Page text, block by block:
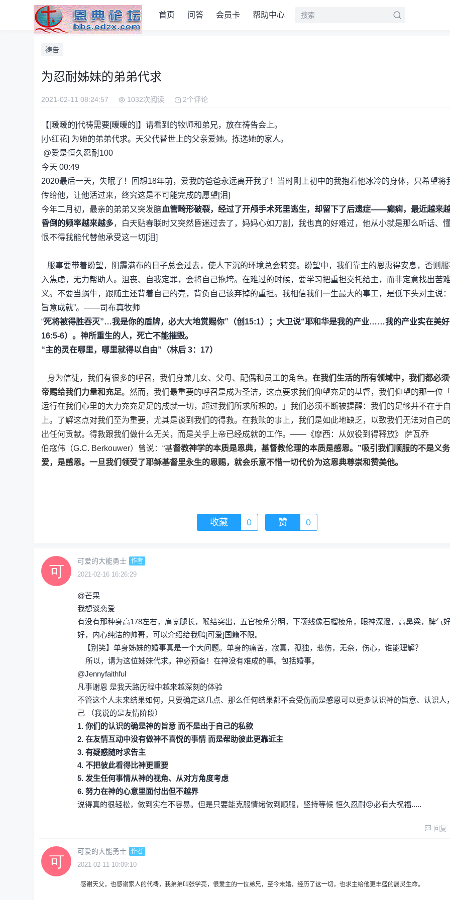
首页 问答 会员卡 帮助中心
祷告
为忍耐姊妹的弟弟代求
2021-02-11 08:24:57 1032次阅读 2个评论
【[暖暖的]代祷需要[暖暖的]】请看到的牧师和弟兄，放在祷告会上。
[小红花] 为她的弟弟代求。天父代替世上的父亲爱她。拣选她的家人。
@爱是恒久忍耐100
今天 00:49
2020最后一天，失眠了！回想18年前，爱我的爸爸永远离开我了！当时刚上初中的我抱着他冰冷的身体，只希望将
传给他，让他活过来，终究这是不可能完成的愿望[泪]
今年二月初，最亲的弟弟又突发脑血管畸形破裂，经过了开颅手术死里逃生，却留下了后遗症——癫痫，最近越来
昏倒的频率越来越多，白天贴春联时又突然昏迷过去了，妈妈心如刀割，我也真的好难过，他从小就是那么听话、
恨不得我能代替他承受这一切[泪]
服事要带着盼望，阴霾满布的日子总会过去，使人下沉的环境总会转变。盼望中，我们靠主的恩惠得安息，否则
入焦虑，无力帮助人。沮丧、自我定罪，会将自己拖垮。在难过的时候，要学习把重担交托给主，而非定意找出苦
义。不要当蜗牛，跟随主还背着自己的壳，背负自己该弃掉的重担。我相信我们一生最大的事工，是低下头对主说
旨意成就”。——司布真牧师
“死将被得胜吞灭”…我是你的盾牌，必大大地赏赐你”（创15:1）；大卫说“耶和华是我的产业……我的产业实在美
16:5-6）。神所重生的人，死亡不能摧毁。
“主的灵在哪里，哪里就得以自由”（林后 3：17）
身为信徒，我们有很多的呼召，我们身兼儿女、父母、配偶和员工的角色。 在我们生活的所有领域中，我们都必
帝赐给我们力量和充足。然而，我们最重要的呼召是成为圣洁，这点要求我们仰望充足的基督，我们仰望的那一位
运行在我们心里的大力充充足足的成就一切，超过我们所求所想的。」我们必须不断被提醒：我们的足够并不在于
上。了解这点对我们至为重要，尤其是谈到我们的得救。在救赎的事上，我们是如此地缺乏，以致我们无法对自己
出任何贡献。得救跟我们做什么无关，而是关乎上帝已经成就的工作。——《摩西：从奴役到得释放》 萨瓦乔
伯寇伟（G.C. Berkouwer）曾说：“基督教神学的本质是恩典，基督教伦理的本质是感恩。”吸引我们顺服的不是义
爱，是感恩。一旦我们领受了耶稣基督里永生的恩赐，就会乐意不惜一切代价为这恩典尊崇和赞美他。
收藏 0 赞 0
可爱的大能勇士 作者
2021-02-16 16:26:29
@芒果
我想谈恋爱
有没有那种身高178左右，肩宽腿长，喉结突出，五官棱角分明，下颚线像石榴棱角，眼神深邃，高鼻梁，脾气
好，内心纯洁的帅哥，可以介绍给我鸭[可爱]国籍不限。
【别笑】单身姊妹的婚事真是一个大问题。单身的痛苦，寂寞，孤独，悲伤，无奈，伤心，谁能理解？
所以，请为这位姊妹代求。神必预备！在神没有难成的事。包括婚事。
@Jennyfaithful
凡事谢恩 是我天路历程中越来越深刻的体验
不管这个人未来结果如何，只要确定这几点、那么任何结果都不会受伤而是感恩可以更多认识神的旨意、认识人
己 （我说的是友情阶段）
1. 你们的认识的确是神的旨意 而不是出于自己的私欲
2. 在友情互动中没有做神不喜悦的事情 而是帮助彼此更靠近主
3. 有疑惑随时求告主
4. 不把彼此看得比神更重要
5. 发生任何事情从神的视角、从对方角度考虑
6. 努力在神的心意里面付出但不越界
说得真的很轻松，做到实在不容易。但是只要能克服情绪做到顺服，坚持等候 恒久忍耐😣必有大祝福.....
回复
可爱的大能勇士 作者
2021-02-11 10:09:10
感谢天父，也感谢家人的代祷，我弟弟叫张学亮，很爱主的一位弟兄，至今未婚，经历了这一切，也求主给他更丰盛的属灵生命。